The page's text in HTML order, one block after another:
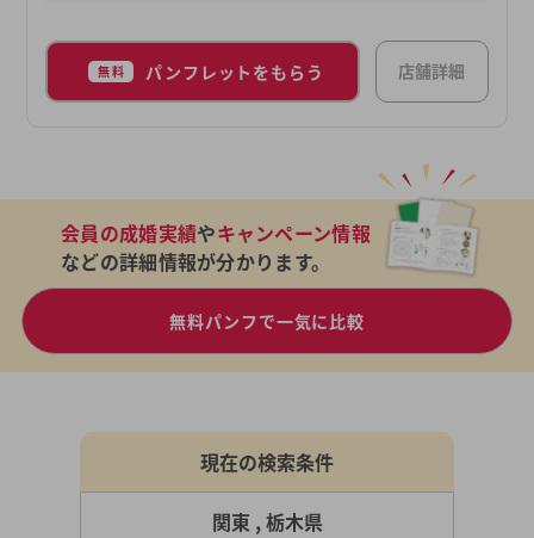
無料 パンフレットをもらう 店舗詳細
会員の成婚実績やキャンペーン情報
などの詳細情報が分かります。
無料パンフで一気に比較
現在の検索条件
関東 , 栃木県